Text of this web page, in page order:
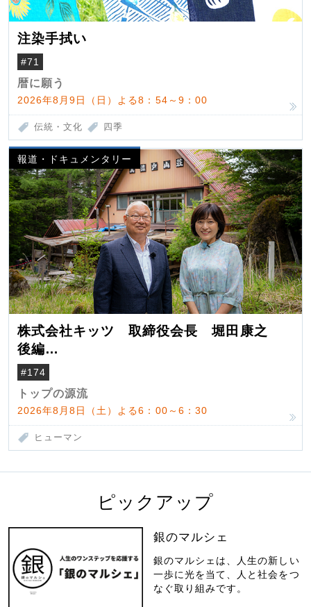
注染手拭い
#71
暦に願う
2026年8月9日（日）よる8：54～9：00
伝統・文化 四季
報道・ドキュメンタリー
株式会社キッツ 取締役会長 堀田康之
後編
米国駐在でも浮かんだ八ヶ岳 山小屋を営
んだ父母
#174
トップの源流
2026年8月8日（土）よる6：00～6：30
ヒューマン
ピックアップ
銀のマルシェ
銀のマルシェは、人生の新しい
一歩に光を当て、人と社会をつ
なぐ取り組みです。